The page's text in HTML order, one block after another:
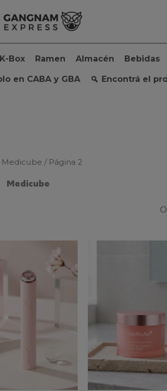
K-Box Ramen Almacén Bebidas
en CABA y GBA Encontrá el
Medicube / Página 2
Medicube